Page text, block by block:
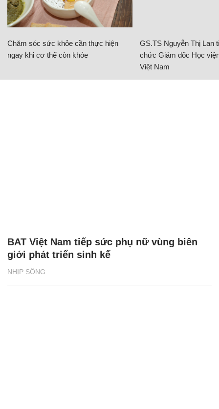
Chăm sóc sức khỏe cần thực hiện
ngay khi cơ thể còn khỏe
GS.TS Nguyễn Thị Lan
chức Giám đốc Học
Việt Nam
NHỊP SỐNG
BAT Việt Nam tiếp sức phụ nữ vùng biên
giới phát triển sinh kế